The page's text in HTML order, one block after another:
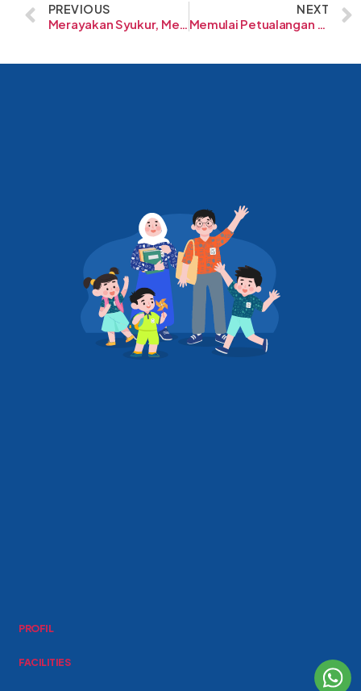
PREVIOUS
Merayakan Syukur, Menebar Berkah Bersama UMKM
NEXT
Memulai Petualangan Baru
PROFIL
FACILITIES